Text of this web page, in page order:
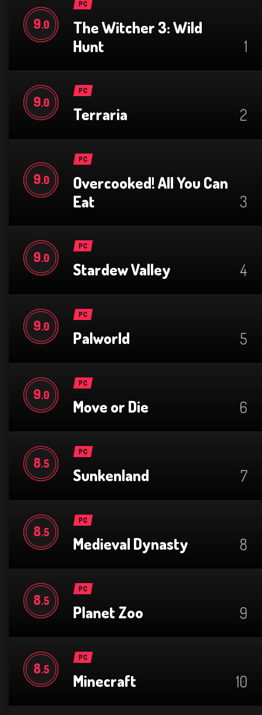
1
9.0
PC
The Witcher 3: Wild
Hunt
2
9.0
PC
Terraria
3
9.0
PC
Overcooked! All You Can
Eat
4
9.0
PC
Stardew Valley
5
9.0
PC
Palworld
6
9.0
PC
Move or Die
7
8.5
PC
Sunkenland
8
8.5
PC
Medieval Dynasty
9
8.5
PC
Planet Zoo
10
8.5
PC
Minecraft